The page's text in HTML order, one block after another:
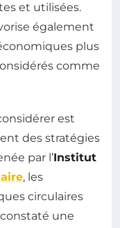
et utilisées.
également
plus
comme
est
des stratégies
par l’Institut
, les
circulaires
une